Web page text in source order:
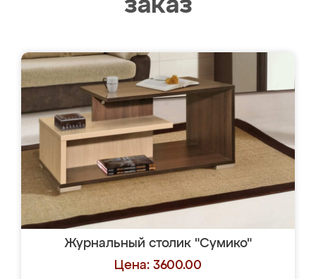
заказ
Журнальный столик "Сумико"
Цена: 3600.00